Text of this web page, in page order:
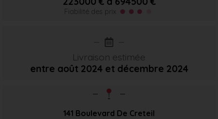
Fiabilité des prix
Livraison estimée
entre août 2024 et décembre 2024
141 Boulevard De Creteil